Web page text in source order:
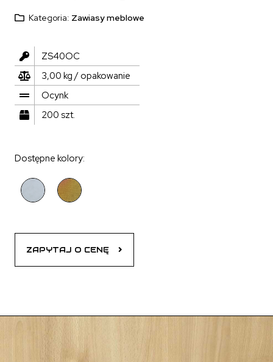
Kategoria: Zawiasy meblowe
ZS40OC
3,00 kg / opakowanie
Ocynk
200 szt.
Dostępne kolory:
ZAPYTAJ O CENĘ